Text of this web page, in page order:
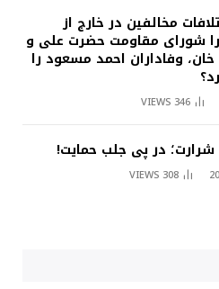
مخالفین در خارج از
شورای مقاومت حضرت علی و
وفاداران احمد مسعود را
346
VIEWS
در پی جلب حمایت!
308
VIEWS